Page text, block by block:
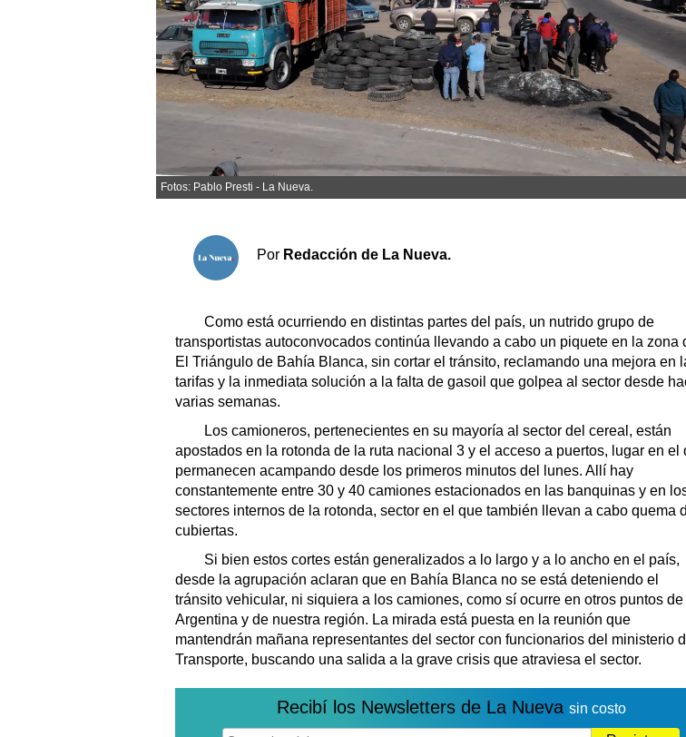
Sociedad y tiempo libre
Sociedad
Tecnología
Turismo
Salud
Es viral
Cartón Lleno
Fúnebres
Horóscopo
Suplementos
Transportes
Loterías
Datos Útiles
Fúnebres
Teléfonos de urgencia
Fotos: Pablo Presti - La Nueva.
Por Redacción de La Nueva.
Como está ocurriendo en distintas partes del país, un nutrido grupo de
transportistas autoconvocados continúa llevando a cabo un piquete en la zona
El Triángulo de Bahía Blanca, sin cortar el tránsito, reclamando una mejora en
tarifas y la inmediata solución a la falta de gasoil que golpea al sector desde
varias semanas.
Los camioneros, pertenecientes en su mayoría al sector del cereal, están
apostados en la rotonda de la ruta nacional 3 y el acceso a puertos, lugar en el
permanecen acampando desde los primeros minutos del lunes. Allí hay
constantemente entre 30 y 40 camiones estacionados en las banquinas y en
sectores internos de la rotonda, sector en el que también llevan a cabo quema
cubiertas.
Si bien estos cortes están generalizados a lo largo y a lo ancho en el país,
desde la agrupación aclaran que en Bahía Blanca no se está deteniendo el
tránsito vehicular, ni siquiera a los camiones, como sí ocurre en otros puntos de
Argentina y de nuestra región. La mirada está puesta en la reunión que
mantendrán mañana representantes del sector con funcionarios del ministerio
Transporte, buscando una salida a la grave crisis que atraviesa el sector.
Recibí los Newsletters de La Nueva sin costo